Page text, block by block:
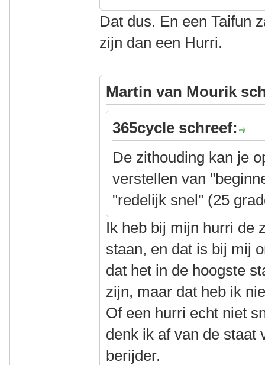
Dat dus. En een Taifun
zijn dan een Hurri.
Martin van Mourik
365cycle schreef:
De zithouding kan je
verstellen van
"redelijk snel" (25
Ik heb bij mijn hurri de
staan, en dat is bij mij
dat het in de hoogste
zijn, maar dat heb ik
Of een hurri echt niet
denk ik af van de staat
berijder.